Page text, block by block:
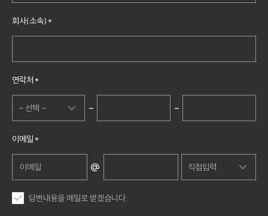
글로벌교육
평생교육
공공·지자체교육
밀레니얼·트렌드 교육
회사(소속) *
연락처 *
- 선택 -
- 선택 -
010
011
016
- -
이메일 *
@ 직접입력
답변내용을 메일로 받겠습니다.